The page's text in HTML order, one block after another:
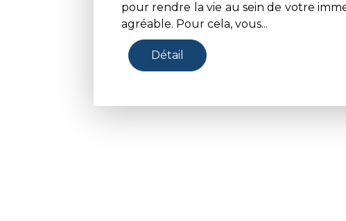
pour rendre la vie au sein de votre
agréable. Pour cela, vous...
Détail